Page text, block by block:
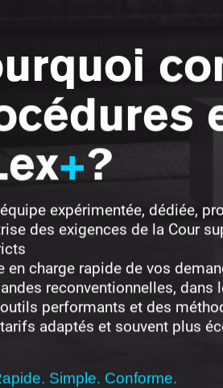
+?
expérimentée, dédiée,
des exigences de la Cour
en charge rapide de vos
reconventionnelles,
performants et des
adaptés et souvent plus
Simple. Conforme.